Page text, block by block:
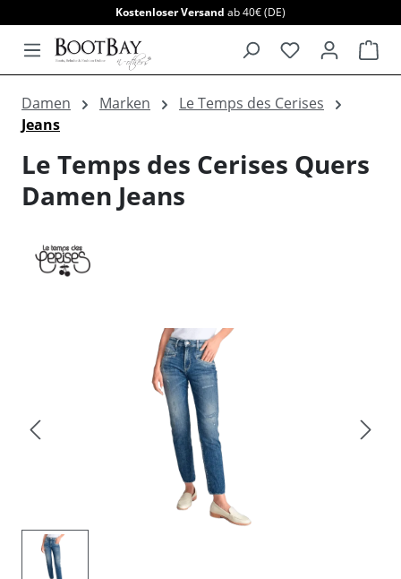
Kostenloser Versand ab 40€ (DE)
Damen Marken
Le Temps des Cerises
Jeans
Le Temps des Cerises Quers
Damen Jeans
Bildergalerie überspringen